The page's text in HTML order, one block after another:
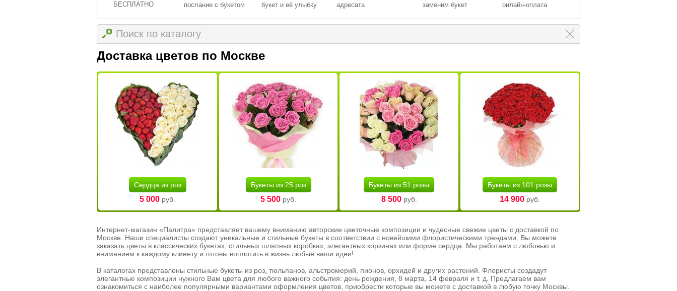
БЕСПЛАТНО
послание с букетом
букет и её улыбку
адресата
заменим букет
онлайн-оплата
Доставка цветов по Москве
Сердца из роз
5 000 руб.
Букеты из 25 роз
5 500 руб.
Букеты из 51 розы
8 500руб.
Букеты из 101 розы
14 900руб.
Интернет-магазин «Палитра» представляет вашему вниманию авторские цветочные композиции и чудесные свежие цветы с доставкой по
Москве. Наши специалисты создают уникальные и стильные букеты в соответствии с новейшими флористическими трендами. Вы можете
заказать цветы в классических букетах, стильных шляпных коробках, элегантных корзинах или форме сердца. Мы работаем с любовью и
вниманием к каждому клиенту и готовы воплотить в жизнь любые ваши идеи!
В каталогах представлены стильные букеты из роз, тюльпанов, альстромерий, пионов, орхидей и других растений. Флористы создадут
элегантные композиции нужного Вам цвета для любого важного события: день рождения, 8 марта, 14 февраля и т. д. Предлагаем вам
ознакомиться с наиболее популярными вариантами оформления цветов, приобрести которые вы можете с доставкой в любую точку Москвы.